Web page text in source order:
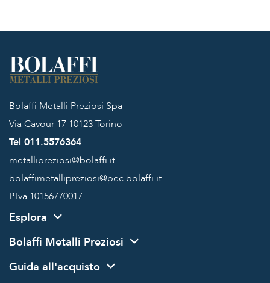
Bolaffi Metalli Preziosi Spa
Via Cavour 17 10123 Torino
Tel 011.5576364
metallipreziosi@bolaffi.it
bolaffimetallipreziosi@pec.bolaffi.it
P.Iva 10156770017
Esplora
Bolaffi Metalli Preziosi
Guida all'acquisto